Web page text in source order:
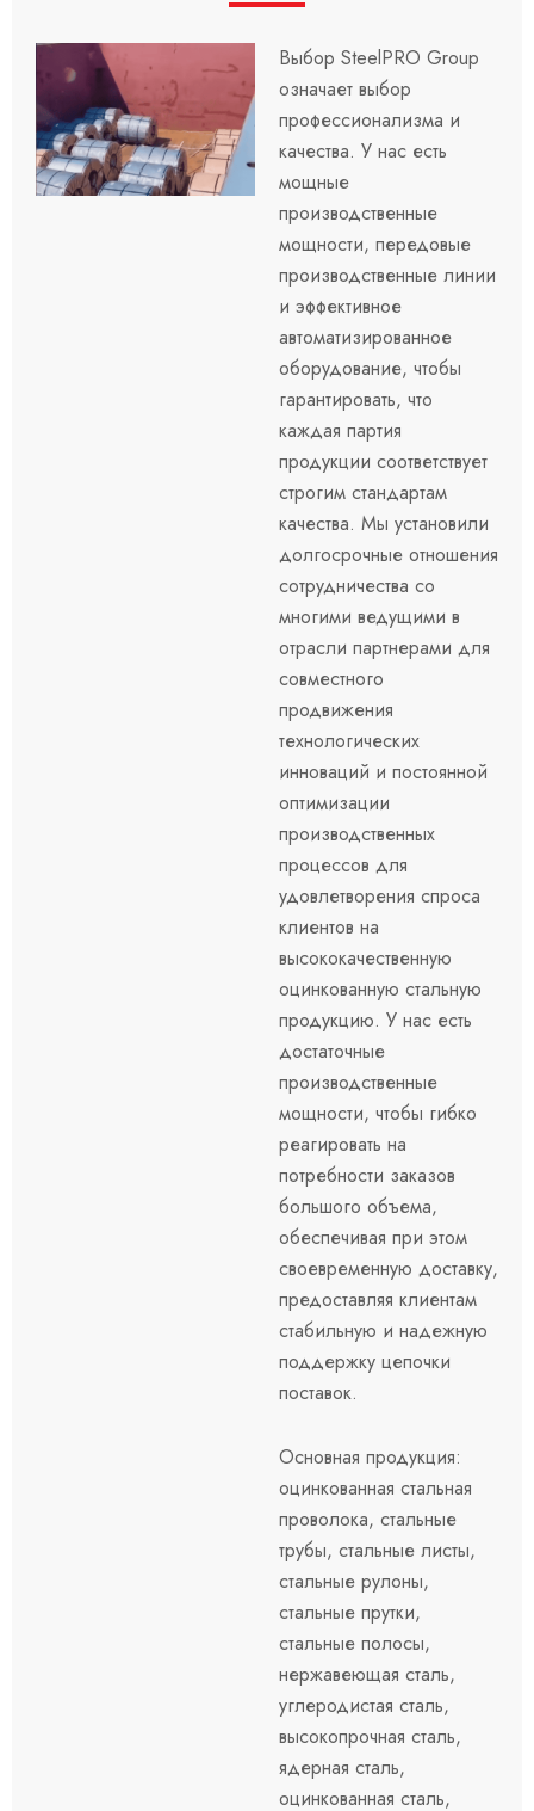
Выбор SteelPRO Group
означает выбор
профессионализма и
качества. У нас есть
мощные
производственные
мощности, передовые
производственные линии
и эффективное
автоматизированное
оборудование, чтобы
гарантировать, что
каждая партия
продукции соответствует
строгим стандартам
качества. Мы установили
долгосрочные отношения
сотрудничества со
многими ведущими в
отрасли партнерами для
совместного
продвижения
технологических
инноваций и постоянной
оптимизации
производственных
процессов для
удовлетворения спроса
клиентов на
высококачественную
оцинкованную стальную
продукцию. У нас есть
достаточные
производственные
мощности, чтобы гибко
реагировать на
потребности заказов
большого объема,
обеспечивая при этом
своевременную доставку,
предоставляя клиентам
стабильную и надежную
поддержку цепочки
поставок.
Основная продукция:
оцинкованная стальная
проволока, стальные
трубы, стальные листы,
стальные рулоны,
стальные прутки,
стальные полосы,
нержавеющая сталь,
углеродистая сталь,
высокопрочная сталь,
ядерная сталь,
оцинкованная сталь,